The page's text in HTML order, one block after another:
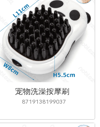
宠物洗澡按摩刷
8719138199037